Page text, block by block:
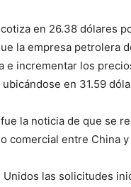
en 26.38 dólares
la empresa petrolera
incrementar los
en 31.59
la noticia de que se
comercial entre China y
las solicitudes